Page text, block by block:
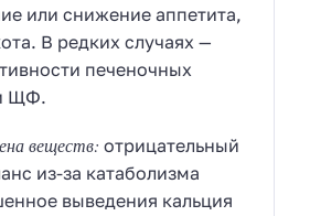
или снижение аппетита,
В редких случаях —
печеночных
ЩФ.
веществ: отрицательный
из-за катаболизма
выведения кальция